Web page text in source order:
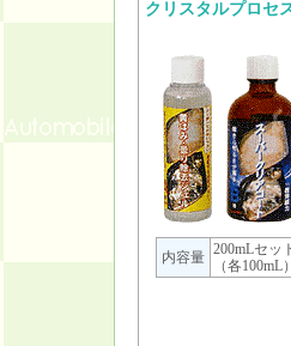
クリスタルプロセ
内容量 200mLセッ
（各100mL